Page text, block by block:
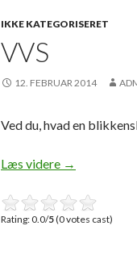
IKKE KATEGORISERET
VVS
12. FEBRUAR 2014
Ved du, hvad en
Læs videre VVS
→
Rating: 0.0/5(0 votes cast)